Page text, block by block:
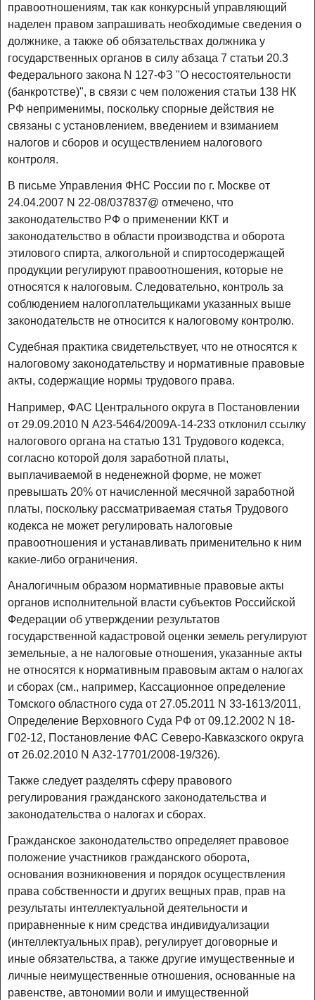
правоотношениям, так как конкурсный управляющий
наделен правом запрашивать необходимые сведения о
должнике, а также об обязательствах должника у
государственных органов в силу абзаца 7 статьи 20.3
Федерального закона N 127-ФЗ "О несостоятельности
(банкротстве)", в связи с чем положения статьи 138 НК
РФ неприменимы, поскольку спорные действия не
связаны с установлением, введением и взиманием
налогов и сборов и осуществлением налогового
контроля.
В письме Управления ФНС России по г. Москве от
24.04.2007 N 22-08/037837@ отмечено, что
законодательство РФ о применении ККТ и
законодательство в области производства и оборота
этилового спирта, алкогольной и спиртосодержащей
продукции регулируют правоотношения, которые не
относятся к налоговым. Следовательно, контроль за
соблюдением налогоплательщиками указанных выше
законодательств не относится к налоговому контролю.
Судебная практика свидетельствует, что не относятся к
налоговому законодательству и нормативные правовые
акты, содержащие нормы трудового права.
Например, ФАС Центрального округа в Постановлении
от 29.09.2010 N А23-5464/2009А-14-233 отклонил ссылку
налогового органа на статью 131 Трудового кодекса,
согласно которой доля заработной платы,
выплачиваемой в неденежной форме, не может
превышать 20% от начисленной месячной заработной
платы, поскольку рассматриваемая статья Трудового
кодекса не может регулировать налоговые
правоотношения и устанавливать применительно к ним
какие-либо ограничения.
Аналогичным образом нормативные правовые акты
органов исполнительной власти субъектов Российской
Федерации об утверждении результатов
государственной кадастровой оценки земель регулируют
земельные, а не налоговые отношения, указанные акты
не относятся к нормативным правовым актам о налогах
и сборах (см., например, Кассационное определение
Томского областного суда от 27.05.2011 N 33-1613/2011,
Определение Верховного Суда РФ от 09.12.2002 N 18-
Г02-12, Постановление ФАС Северо-Кавказского округа
от 26.02.2010 N А32-17701/2008-19/326).
Также следует разделять сферу правового
регулирования гражданского законодательства и
законодательства о налогах и сборах.
Гражданское законодательство определяет правовое
положение участников гражданского оборота,
основания возникновения и порядок осуществления
права собственности и других вещных прав, прав на
результаты интеллектуальной деятельности и
приравненные к ним средства индивидуализации
(интеллектуальных прав), регулирует договорные и
иные обязательства, а также другие имущественные и
личные неимущественные отношения, основанные на
равенстве, автономии воли и имущественной